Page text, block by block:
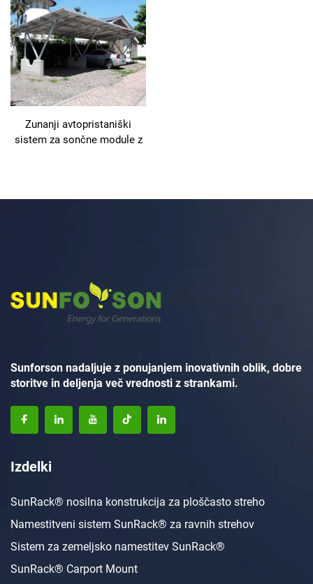
avtopravilnice, načrt za
enostavno namestitev, BIPV
avtopravilnica
Zunanji avtopristaniški
sistem za sončne module z
Sunforson nadaljuje z ponujanjem inovativnih oblik, dobre
storitve in deljenja več vrednosti z strankami.
Izdelki
SunRack® nosilna konstrukcija za ploščasto streho
Namestitveni sistem SunRack® za ravnih strehov
Sistem za zemeljsko namestitev SunRack®
SunRack® Carport Mount